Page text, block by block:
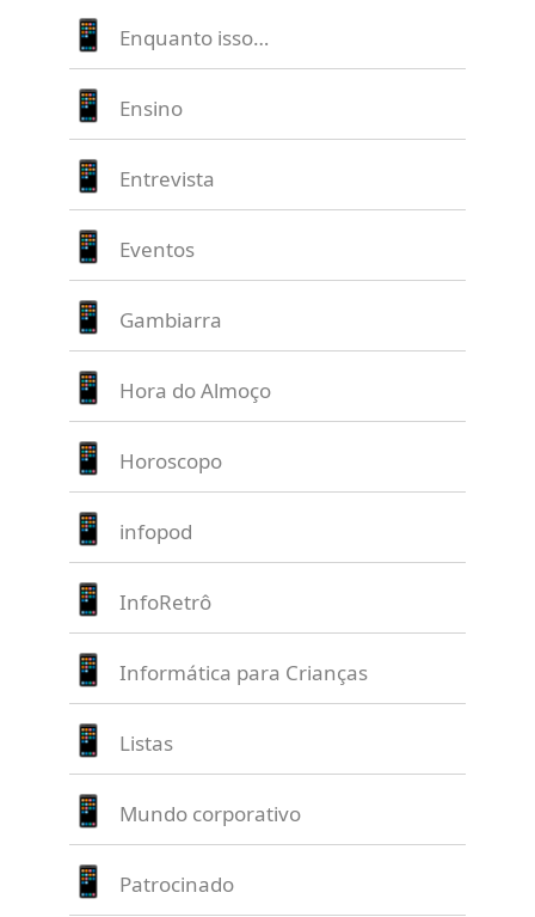
Enquanto isso…
Ensino
Entrevista
Eventos
Gambiarra
Hora do Almoço
Horoscopo
infopod
InfoRetrô
Informática para Crianças
Listas
Mundo corporativo
Patrocinado